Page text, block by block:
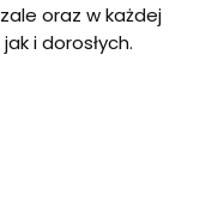
oraz w każdej
i dorosłych.